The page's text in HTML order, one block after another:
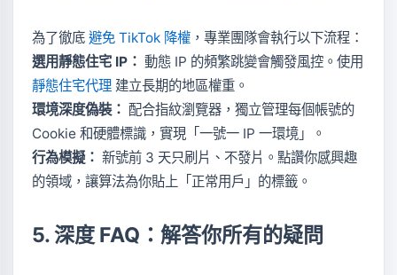
為了徹底 避免 TikTok 降權 ，專業團隊會執行以下流程：
選用靜態住宅 IP： 動態 IP 的頻繁跳變會觸發風控。使用
靜態住宅代理 建立長期的地區權重。
環境深度偽裝： 配合指紋瀏覽器，獨立管理每個帳號的
Cookie 和硬體標識，實現「一號一 IP 一環境」。
行為模擬： 新號前 3 天只刷片、不發片。點讚你感興趣
的領域，讓算法為你貼上「正常用戶」的標籤。
5. 深度 FAQ：解答你所有的疑問